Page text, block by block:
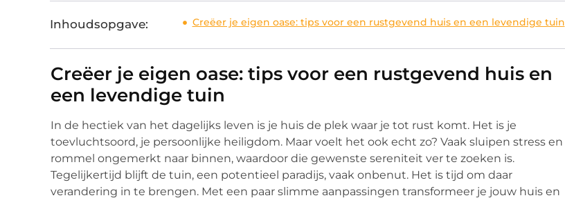
Inhoudsopgave: Creëer je eigen oase: tips voor een rustgevend huis en een levendige tuin
Creëer je eigen oase: tips voor een rustgevend huis en
een levendige tuin
In de hectiek van het dagelijks leven is je huis de plek waar je tot rust komt. Het is je
toevluchtsoord, je persoonlijke heiligdom. Maar voelt het ook echt zo? Vaak sluipen stress en
rommel ongemerkt naar binnen, waardoor die gewenste sereniteit ver te zoeken is.
Tegelijkertijd blijft de tuin, een potentieel paradijs, vaak onbenut. Het is tijd om daar
verandering in te brengen. Met een paar slimme aanpassingen transformeer je jouw huis en